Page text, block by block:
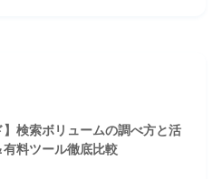
】検索ボリュームの調べ方と活
有料ツール徹底比較